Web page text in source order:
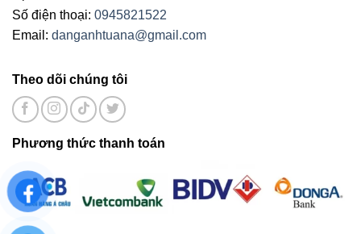
Số điện thoại: 0945821522
Email: danganhtuana@gmail.com
Theo dõi chúng tôi
Phương thức thanh toán